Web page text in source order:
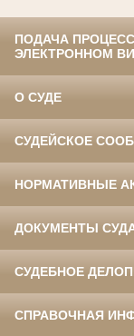
ПОДАЧА
ЭЛЕКТРОННОМ
О СУДЕ
СУДЕЙСКОЕ
НОРМАТИВНЫЕ
ДОКУМЕНТЫ
СУДЕБНОЕ
СПРАВОЧНАЯ